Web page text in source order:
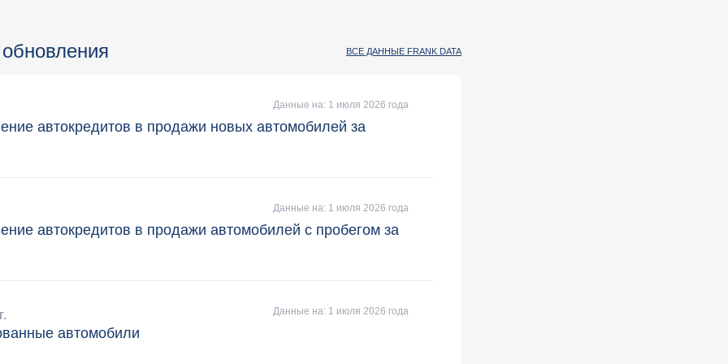
ВСЕ ДАННЫЕ FRANK DATA
Данные на: 1 июля 2026 года
автокредитов в продажи новых автомобилей за
Данные на: 1 июля 2026 года
автокредитов в продажи автомобилей с пробегом за
Данные на: 1 июля 2026 года
автомобили